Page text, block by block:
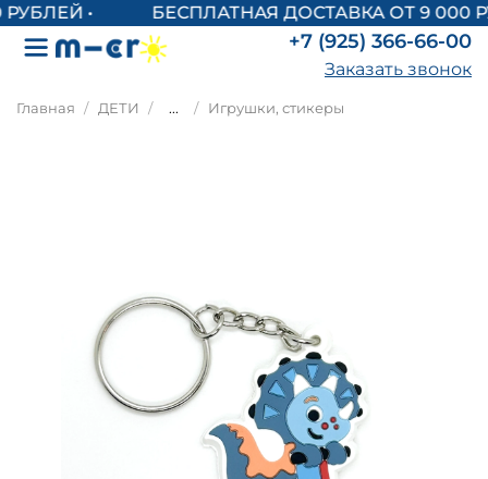
БЕСПЛАТНАЯ ДОСТАВКА ОТ 9 000
+7 (925) 366-66-00
Заказать звонок
Главная ДЕТИ ... Игрушки, стикеры